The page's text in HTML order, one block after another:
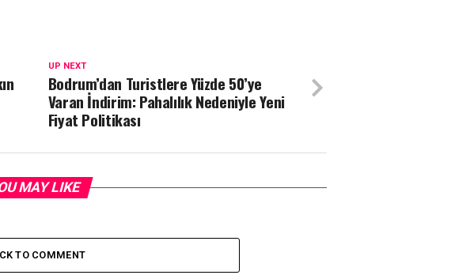
UP NEXT
Bodrum’dan Turistlere Yüzde 50’ye
Varan İndirim: Pahalılık Nedeniyle Yeni
Fiyat Politikası
MAY LIKE
TO COMMENT